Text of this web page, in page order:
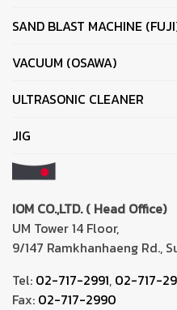
SAND BLAST MACHINE
VACUUM (OSAWA)
ULTRASONIC CLEANER
JIG
IOM CO.,LTD. ( Head Office)
UM Tower 14 Floor,
9/147 Ramkhanhaeng Rd.,
Tel: 02-717-2991, 02-717-
Fax: 02-717-2990